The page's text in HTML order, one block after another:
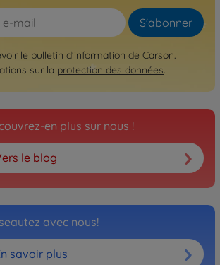
S'abonner
le bulletin d'information de Carson.
sur la protection des données.
en plus sur nous !
le blog
avec nous!
savoir plus